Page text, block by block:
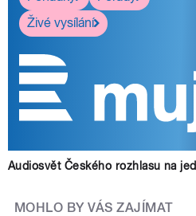
Živé vysílání
Audiosvět Českého rozhlasu na
MOHLO BY VÁS ZAJÍMAT